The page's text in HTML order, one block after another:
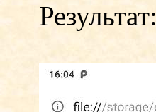
Результат: